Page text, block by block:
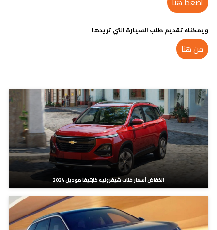
ويمكنك تقديم طلب السيارة التي تريدها
من هنا
انخفاض أسعار فئات شيفروليه كابتيفا موديل 2024